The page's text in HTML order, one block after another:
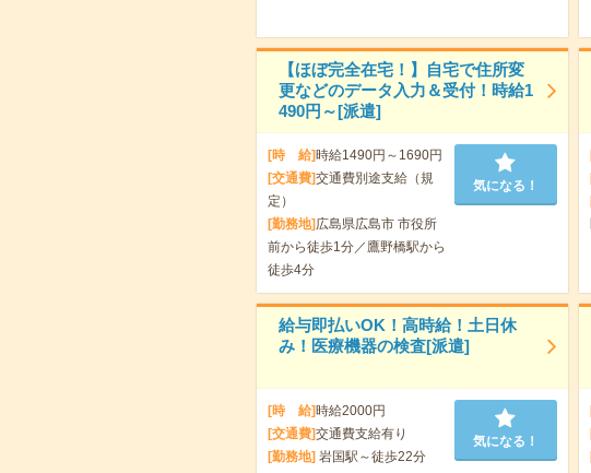
【ほぼ完全在宅！】自宅で住所変
更などのデータ入力＆受付！時給1
490円～[派遣]
[時 給]時給1490円～1690円
[交通費]交通費別途支給（規
定）
[勤務地] 広島県広島市 市役所
前から徒歩1分／鷹野橋駅から
徒歩4分
気になる！
給与即払いOK！高時給！土日休
み！医療機器の検査[派遣]
[時 給]時給2000円
[交通費]交通費支給有り
[勤務地] 岩国駅～徒歩22分
気になる！